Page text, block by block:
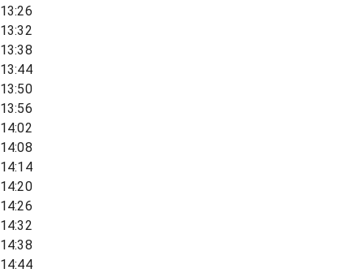
13:26
13:32
13:38
13:44
13:50
13:56
14:02
14:08
14:14
14:20
14:26
14:32
14:38
14:44